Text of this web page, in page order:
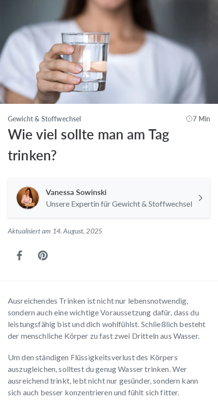
Gewicht & Stoffwechsel 7 Min
Wie viel sollte man am Tag
trinken?
Vanessa Sowinski
Unsere Expertin für Gewicht & Stoffwechsel
Aktualisiert am 14. August, 2025
Ausreichendes Trinken ist nicht nur lebensnotwendig,
sondern auch eine wichtige Voraussetzung dafür, dass du
leistungsfähig bist und dich wohlfühlst. Schließlich besteht
der menschliche Körper zu fast zwei Dritteln aus Wasser.
Um den ständigen Flüssigkeitsverlust des Körpers
auszugleichen, solltest du genug Wasser trinken. Wer
ausreichend trinkt, lebt nicht nur gesünder, sondern kann
sich auch besser konzentrieren und fühlt sich fitter.